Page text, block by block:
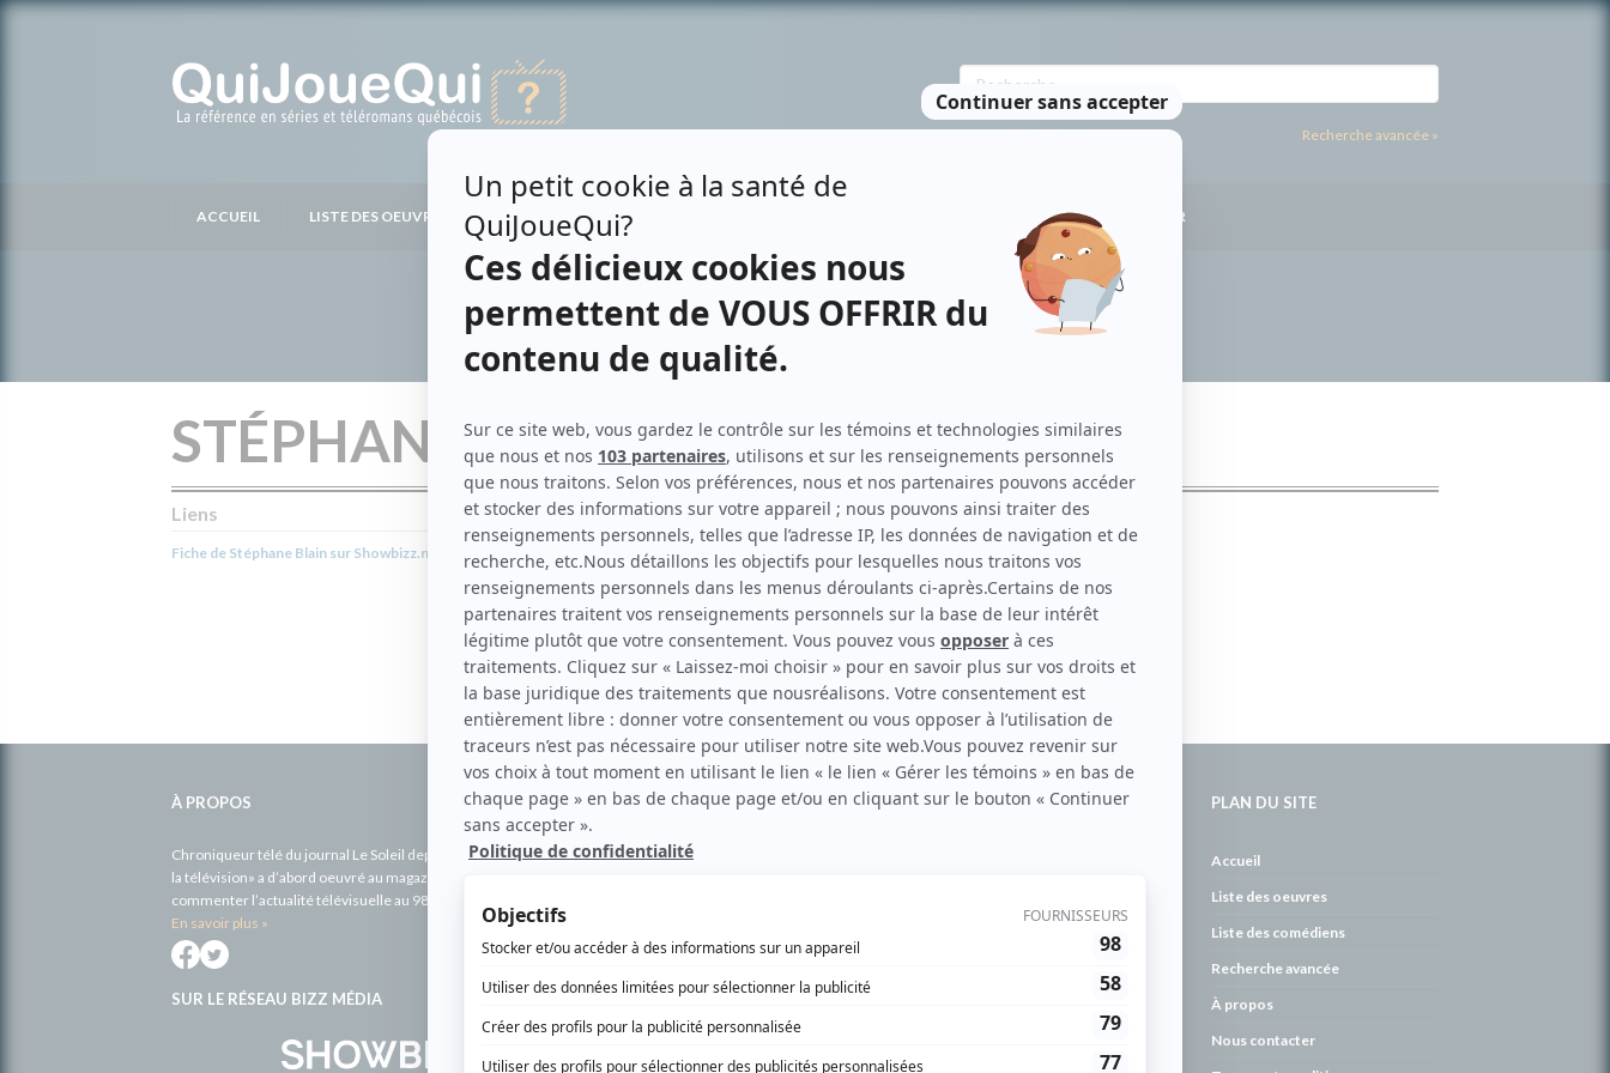
Recherche avancée »
ACCUEIL LISTE DES OEUVRES LISTE DES PERSONNES NOUS CONTACTER
STÉPHANE BLAIN
Liens
Fiche de Stéphane Blain sur Showbizz.net
Personnages
Mea Culpa(Gardien de prison2026
L'heure bleue(Alain Tourigny2019)
À PROPOS
Chroniqueur télé du journal Le Soleil depuis 2001, Richard Therrien carbure à son petit écran. Celui qu’on surnomme parfois «l’encyclopédie de
la télévision» a d’abord oeuvré au magazine TV Hebdo de 1996 à 2001. Sa spécialité: la télé québécoise. On peut l’entendre régulièrement
commenter l’actualité télévisuelle au 98,5.
En savoir plus »
SUR LE RÉSEAU BIZZ MÉDIA
PLAN DU SITE
Accueil
Liste des oeuvres
Liste des comédiens
Recherche avancée
À propos
Nous contacter